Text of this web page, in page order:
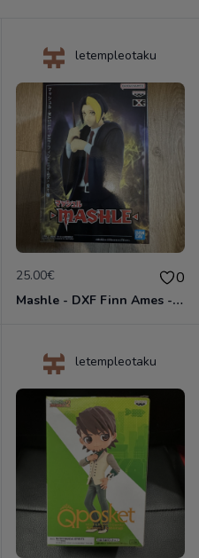
letempleotaku
25.00€ 0
Mashle - DXF Finn Ames - Figurine Banpresto
letempleotaku